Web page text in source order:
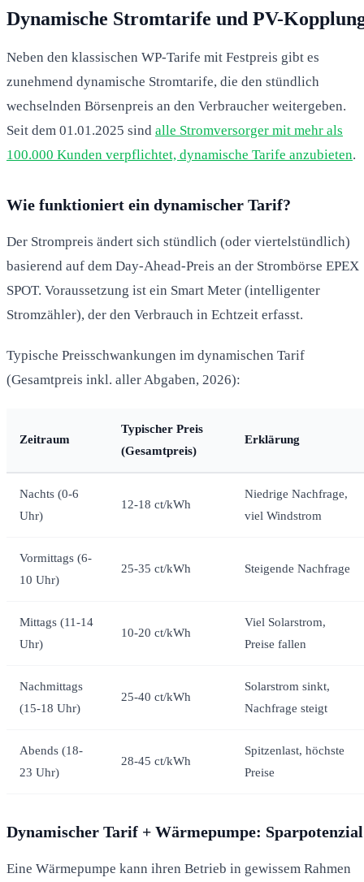
Dynamische Stromtarife und PV-
Neben den klassischen WP-Tarife mit Festpreis gibt es
zunehmend dynamische Stromtarife, die den stündlich
wechselnden Börsenpreis an den Verbraucher weitergeben.
Seit dem 01.01.2025 sind alle Stromversorger mit mehr als
100.000 Kunden verpflichtet, dynamische Tarife anzubieten.
Wie funktioniert ein dynamischer Tarif?
Der Strompreis ändert sich stündlich (oder viertelstündlich)
basierend auf dem Day-Ahead-Preis an der Strombörse EPEX
SPOT. Voraussetzung ist ein Smart Meter (intelligenter
Stromzähler), der den Verbrauch in Echtzeit erfasst.
Typische Preisschwankungen im dynamischen Tarif
(Gesamtpreis inkl. aller Abgaben, 2026):
Zeitraum
Typischer Preis
(Gesamtpreis)
Erklärung
Nachts (0-6
Uhr)
12-18 ct/kWh
Niedrige Nachfrage,
viel Windstrom
Vormittags (6-
10 Uhr)
25-35 ct/kWh Steigende Nachfrage
Mittags (11-14
Uhr)
10-20 ct/kWh
Viel Solarstrom,
Preise fallen
Nachmittags
(15-18 Uhr)
25-40 ct/kWh
Solarstrom sinkt,
Nachfrage steigt
Abends (18-
23 Uhr)
28-45 ct/kWh
Spitzenlast, höchste
Preise
Dynamischer Tarif + Wärmepumpe: Sparpotenzial
Eine Wärmepumpe kann ihren Betrieb in gewissem Rahmen